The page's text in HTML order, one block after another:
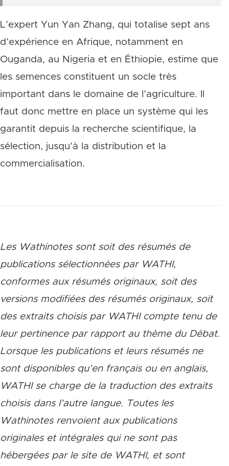
L’expert Yun Yan Zhang, qui totalise sept ans
d’expérience en Afrique, notamment en
Ouganda, au Nigeria et en Éthiopie, estime que
les semences constituent un socle très
important dans le domaine de l’agriculture. Il
faut donc mettre en place un système qui les
garantit depuis la recherche scientifique, la
sélection, jusqu’à la distribution et la
commercialisation.
Les Wathinotes sont soit des résumés de
publications sélectionnées par WATHI,
conformes aux résumés originaux, soit des
versions modifiées des résumés originaux, soit
des extraits choisis par WATHI compte tenu de
leur pertinence par rapport au thème du Débat.
Lorsque les publications et leurs résumés ne
sont disponibles qu’en français ou en anglais,
WATHI se charge de la traduction des extraits
choisis dans l’autre langue. Toutes les
Wathinotes renvoient aux publications
originales et intégrales qui ne sont pas
hébergées par le site de WATHI, et sont